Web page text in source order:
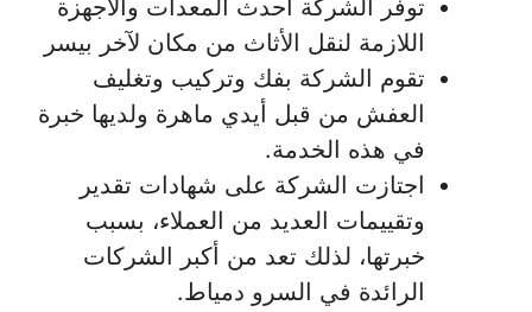
توفر الشركة أحدث المعدات والأجهزة
اللازمة لنقل الأثاث من مكان لآخر بيسر
تقوم الشركة بفك وتركيب وتغليف
العفش من قبل أيدي ماهرة ولديها خبرة
في هذه الخدمة.
اجتازت الشركة على شهادات تقدير
وتقييمات العديد من العملاء، بسبب
خبرتها، لذلك تعد من أكبر الشركات
الرائدة في السرو دمياط.